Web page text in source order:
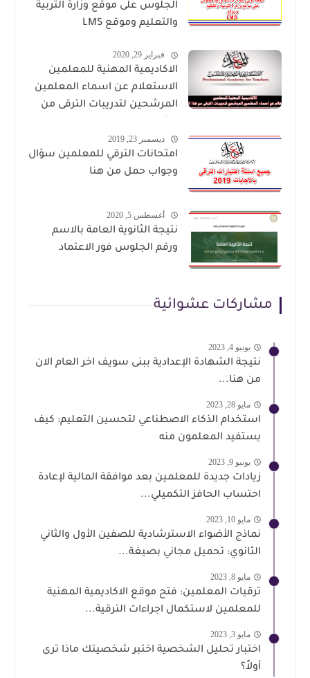
الجلوس على موقع وزارة التربية
والتعليم وموقع LMS
فبراير 29, 2020
الاكاديمية المهنية للمعلمين
الاستعلام عن اسماء المعلمين
المرشحين لتدريبات الترقى من
ديسمبر 23, 2019
امتحانات الترقي للمعلمين سؤال
وجواب حمل من هنا
أغسطس 5, 2020
نتيجة الثانوية العامة بالاسم
ورقم الجلوس فور الاعتماد
مشاركات عشوائية
يونيو 4, 2023
نتيجة الشهادة الإعدادية ببنى سويف اخر العام الان
من هنا...
مايو 28, 2023
استخدام الذكاء الاصطناعي لتحسين التعليم: كيف
يستفيد المعلمون منه
يونيو 9, 2023
زيادات جديدة للمعلمين بعد موافقة المالية لإعادة
احتساب الحافز التكميلي...
مايو 10, 2023
نماذج الأضواء الاسترشادية للصفين الأول والثاني
الثانوي: تحميل مجاني بصيغة...
مايو 8, 2023
ترقيات المعلمين: فتح موقع الاكاديمية المهنية
للمعلمين لاستكمال اجراءات الترقية...
مايو 3, 2023
اختبار تحليل الشخصية اختبر شخصيتك ماذا ترى
أولاً؟